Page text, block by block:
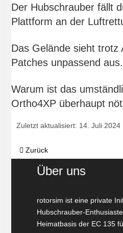
Der Hubschrauber fällt
Plattform an der
Das Gelände sieht trotz
Patches unpassend aus.
Warum ist das
Ortho4XP überhaupt
Zuletzt aktualisiert: 14. Juli 2024
Vorheriger Beitrag: Szenerie
Zurück
Über uns
rotorsim ist eine private
Hubschrauber-
Heimatbasis der EC 135